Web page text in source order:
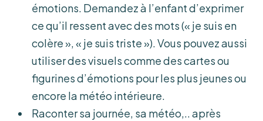
émotions. Demandez à l’enfant d’exprimer
ce qu’il ressent avec des mots (« je suis en
colère », « je suis triste »). Vous pouvez aussi
utiliser des visuels comme des cartes ou
figurines d’émotions pour les plus jeunes ou
encore la météo intérieure.
Raconter sa journée, sa météo,.. après